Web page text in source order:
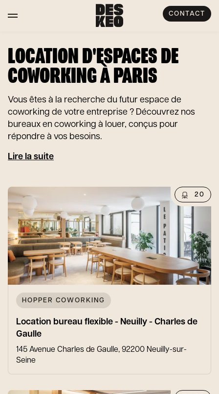
CONTACT
LOCATION D'ESPACES DE
COWORKING À PARIS
Vous êtes à la recherche du futur espace de
coworking de votre entreprise ? Découvrez nos
bureaux en coworking à louer, conçus pour
répondre à vos besoins.
Lire la suite
20
HOPPER COWORKING
Location bureau flexible - Neuilly - Charles de
Gaulle
145 Avenue Charles de Gaulle, 92200 Neuilly-sur-
Seine